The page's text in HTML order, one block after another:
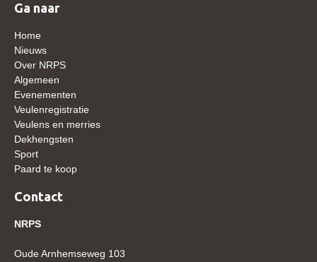
Sport
Wereldkampioenschap Jonge Paarden
Evenementen
Veulenregistratie
Ga naar
Home
Nieuws
Over NRPS
Algemeen
Evenementen
Veulenregistratie
Veulens en merries
Dekhengsten
Sport
Paard te koop
Contact
NRPS
Oude Arnhemseweg 103